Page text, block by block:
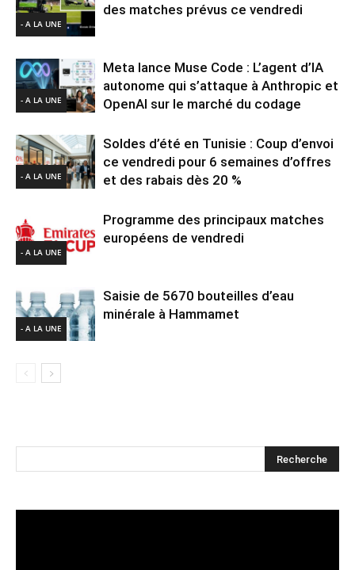
- A LA UNE
des matches prévus ce vendredi
- A LA UNE
Meta lance Muse Code : L’agent d’IA
autonome qui s’attaque à Anthropic et
OpenAI sur le marché du codage
- A LA UNE
Soldes d’été en Tunisie : Coup d’envoi
ce vendredi pour 6 semaines d’offres
et des rabais dès 20 %
- A LA UNE
Programme des principaux matches
européens de vendredi
- A LA UNE
Saisie de 5670 bouteilles d’eau
minérale à Hammamet